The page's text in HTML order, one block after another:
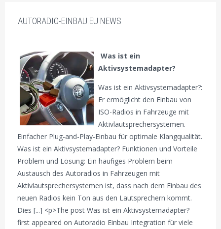
AUTORADIO-EINBAU.EU NEWS
Was ist ein
Aktivsystemadapter?
Was ist ein Aktivsystemadapter?:
Er ermöglicht den Einbau von
ISO-Radios in Fahrzeuge mit
Aktivlautsprechersystemen.
Einfacher Plug-and-Play-Einbau für optimale Klangqualität.
Was ist ein Aktivsystemadapter? Funktionen und Vorteile
Problem und Lösung: Ein häufiges Problem beim
Austausch des Autoradios in Fahrzeugen mit
Aktivlautsprechersystemen ist, dass nach dem Einbau des
neuen Radios kein Ton aus den Lautsprechern kommt.
Dies [...] <p>The post Was ist ein Aktivsystemadapter?
first appeared on Autoradio Einbau Integration für viele